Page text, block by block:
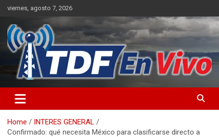
Skip
content
viernes, agosto 7, 2026
Home
INTERES GENERAL
Confirmado: qué necesita México para clasificarse directo a